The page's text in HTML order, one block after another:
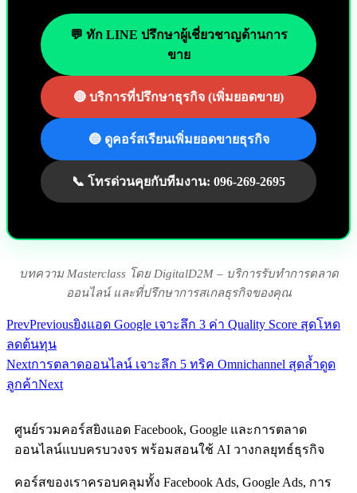
💬 ทัก LINE ปรึกษาผู้เชี่ยวชาญด้านการ
ขาย
🔴 บริการที่ปรึกษาธุรกิจ (เพิ่มยอดขาย)
🔵 ดูคอร์สเรียนเพิ่มยอดขายธุรกิจ
📞 โทรด่วนคุยกับทีมงาน: 096-269-2695
บทความ Masterclass โดย DigitalD2M – บริการรับทำการตลาด
ออนไลน์ และที่ปรึกษาการสเกลธุรกิจของคุณ
PrevPreviousยิงแอด Google เจาะลึก 3 ค่า Quality Score สุดโหด
ลดต้นทุน
Nextการตลาดออนไลน์ เจาะลึก 5 ทริค Omnichannel สุดล้ำดูด
ลูกค้าNext
ศูนย์รวมคอร์สยิงแอด Facebook, Google และการตลาด
ออนไลน์แบบครบวงจร พร้อมสอนใช้ AI วางกลยุทธ์ธุรกิจ
คอร์สของเราครอบคลุมทั้ง Facebook Ads, Google Ads, การ